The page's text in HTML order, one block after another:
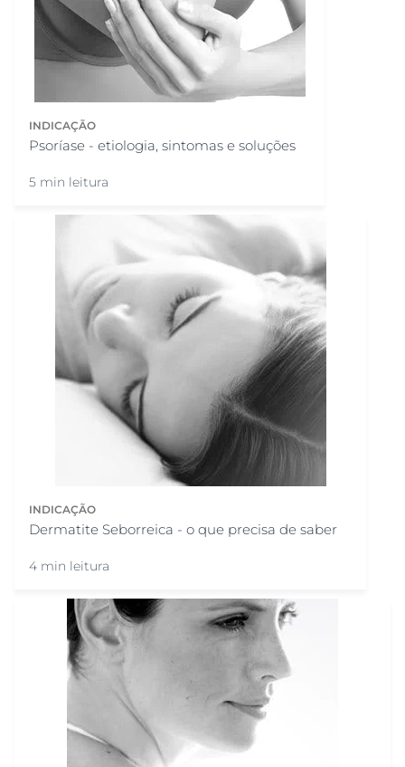
INDICAÇÃO
Psoríase - etiologia, sintomas e soluções
5 min leitura
INDICAÇÃO
Dermatite Seborreica - o que precisa de saber
4 min leitura